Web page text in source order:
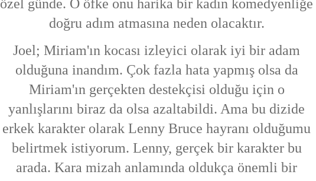
özel günde. O öfke onu harika bir kadın komedyenliğe
doğru adım atmasına neden olacaktır.
Joel; Miriam'ın kocası izleyici olarak iyi bir adam
olduğuna inandım. Çok fazla hata yapmış olsa da
Miriam'ın gerçekten destekçisi olduğu için o
yanlışlarını biraz da olsa azaltabildi. Ama bu dizide
erkek karakter olarak Lenny Bruce hayranı olduğumu
belirtmek istiyorum. Lenny, gerçek bir karakter bu
arada. Kara mizah anlamında oldukça önemli bir